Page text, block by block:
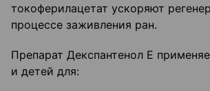
токоферилацетат ускоряют
процессе заживления ран.
Препарат Декспантенол Е
и детей для: